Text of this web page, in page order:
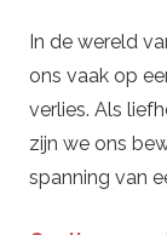
In de wereld
ons vaak op
verlies. Als
zijn we ons
spanning van